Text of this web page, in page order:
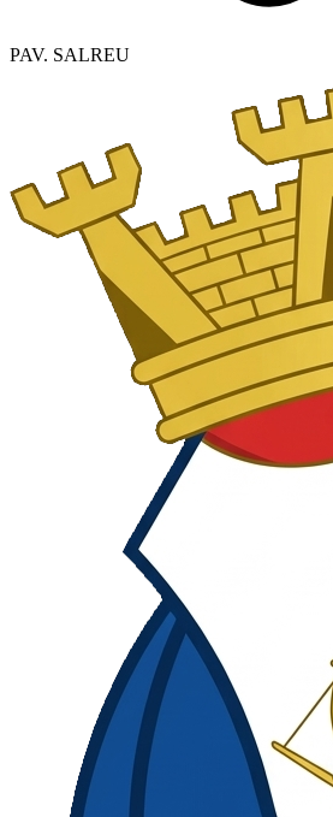
PAV. SALREU